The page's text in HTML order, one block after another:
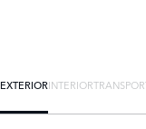
EXTERIORINTERIOR